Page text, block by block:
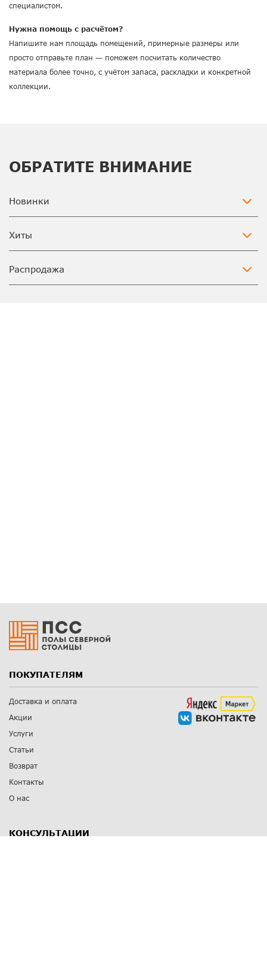
специалистом.
Нужна помощь с расчётом?
Напишите нам площадь помещений, примерные размеры или
просто отправьте план — поможем посчитать количество
материала более точно, с учётом запаса, раскладки и конкретной
коллекции.
ОБРАТИТЕ ВНИМАНИЕ
Новинки
Хиты
Распродажа
ПОКУПАТЕЛЯМ
Доставка и оплата
Акции
Услуги
Статьи
Возврат
Контакты
О нас
КОНСУЛЬТАЦИИ